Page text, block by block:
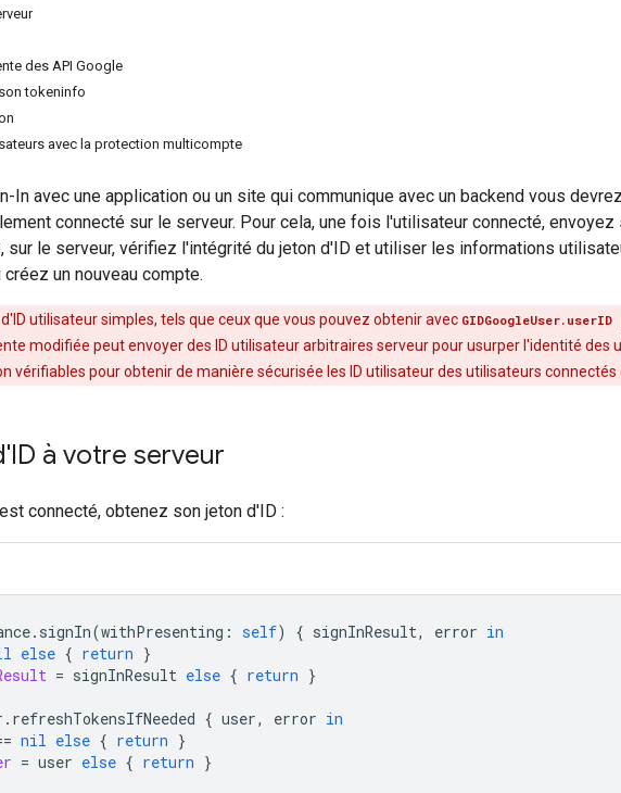
des API Google
tokeninfo
avec la protection multicompte
In avec une application ou un site qui communique avec un backend vous
connecté sur le serveur. Pour cela, une fois l'utilisateur connecté, envoyez
sur le serveur, vérifiez l'intégrité du jeton d'ID et utiliser les informations
un nouveau compte.
utilisateur simples, tels que ceux que vous pouvez obtenir avec GIDGoogleUser.userID
modifiée peut envoyer des ID utilisateur arbitraires serveur pour usurper l'identité des
vérifiables pour obtenir de manière sécurisée les ID utilisateur des utilisateurs connectés
à votre serveur
connecté, obtenez son jeton d'ID :
. signIn(withPresenting : self) { signInResult, error in
else { return }
= signInResult else { return }
. refreshTokensIfNeeded { user, error in
nil else { return }
= user else { return }